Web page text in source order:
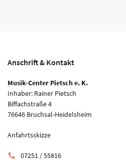
Anschrift & Kontakt
Musik-Center Pietsch e. K.
Inhaber: Rainer Pietsch
Biffachstraße 4
76646 Bruchsal-Heidelsheim
Anfahrtsskizze
phone 07251 / 55816